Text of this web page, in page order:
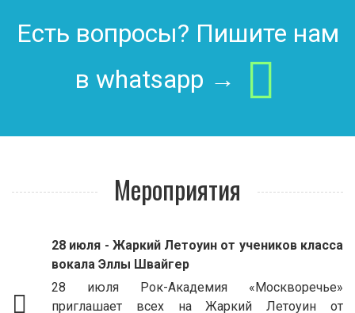
Есть вопросы? Пишите нам
в whatsapp →
Мероприятия
28 июля - Жаркий Летоуин от учеников класса
вокала Эллы Швайгер
28 июля Рок-Академия «Москворечье»
приглашает всех на Жаркий Летоуин от